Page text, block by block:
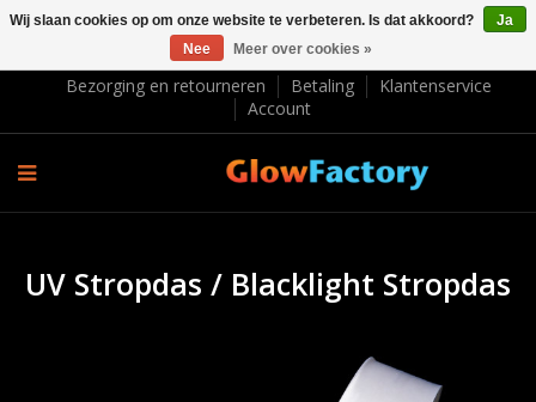
EUR €
Bezorging en retourneren
Betaling
Klantenservice
Account
UV Stropdas / Blacklight Stropdas
Wij slaan cookies op om onze website te verbeteren. Is dat akkoord?
Ja
Nee
Meer over cookies »